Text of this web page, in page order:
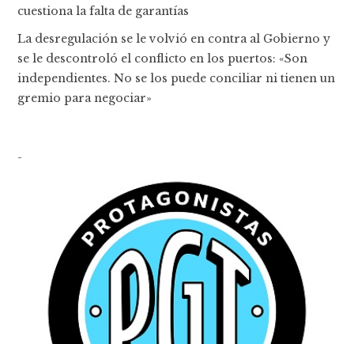
cuestiona la falta de garantías
La desregulación se le volvió en contra al Gobierno y
se le descontroló el conflicto en los puertos: «Son
independientes. No se los puede conciliar ni tienen un
gremio para negociar»
-